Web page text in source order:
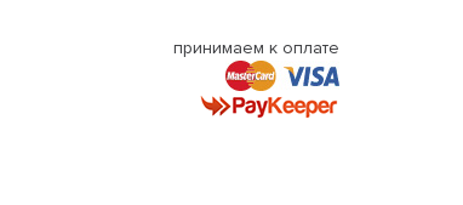
принимаем к оплате